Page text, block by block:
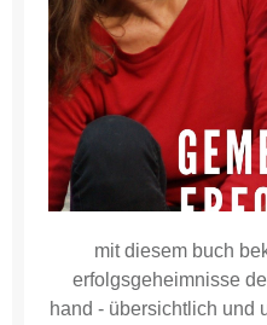
mit diesem buch
erfolgsgeheimnisse
hand - übersichtlich und